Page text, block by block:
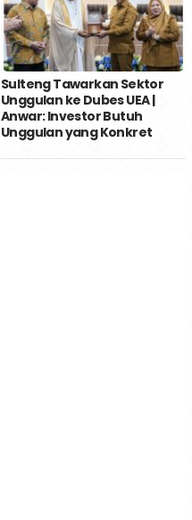
Sulteng Tawarkan Sektor
Unggulan ke Dubes UEA |
Anwar: Investor Butuh
Unggulan yang Konkret